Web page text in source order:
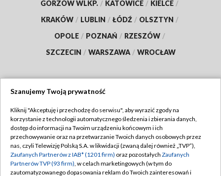
GORZÓW WLKP. / KATOWICE / KIELCE /
KRAKÓW / LUBLIN / ŁÓDŹ / OLSZTYN /
OPOLE / POZNAŃ / RZESZÓW /
SZCZECIN / WARSZAWA / WROCŁAW
TVP
Abonament TVP
Emisja w TVP
Centrum informacji TVP
Regulamin TVP
Polityka prywatności
Moje zgody
Szanujemy Twoją prywatność
Kliknij "Akceptuję i przechodzę do serwisu", aby wyrazić zgody na
korzystanie z technologii automatycznego śledzenia i zbierania danych,
dostęp do informacji na Twoim urządzeniu końcowym i ich
przechowywanie oraz na przetwarzanie Twoich danych osobowych przez
nas, czyli Telewizję Polską S.A. w likwidacji (zwaną dalej również „TVP”),
Zaufanych Partnerów z IAB* (1201 firm) oraz pozostałych Zaufanych
Partnerów TVP (93 firm), w celach marketingowych (w tym do
zautomatyzowanego dopasowania reklam do Twoich zainteresowań i